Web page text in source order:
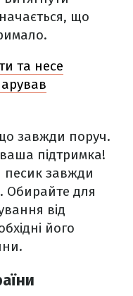
що
та несе
завжди поруч.
підтримка!
завжди
Обирайте для
від
його